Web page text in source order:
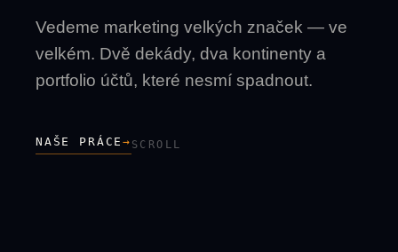
Vedeme marketing velkých značek — ve
velkém. Dvě dekády, dva kontinenty a
portfolio účtů, které nesmí spadnout.
NAŠE PRÁCE→ SCROLL